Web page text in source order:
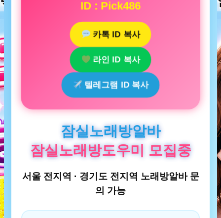
ID : Pick486
카톡 ID 복사
라인 ID 복사
텔레그램 ID 복사
잠실노래방알바
잠실노래방도우미 모집중
서울 전지역 · 경기도 전지역 노래방알바 문
의 가능